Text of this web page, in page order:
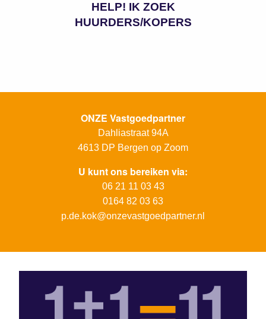
HELP! IK ZOEK
HUURDERS/KOPERS
ONZE Vastgoedpartner
Dahliastraat 94A
4613 DP Bergen op Zoom
U kunt ons bereiken via:
06 21 11 03 43
0164 82 03 63
p.de.kok@onzevastgoedpartner.nl